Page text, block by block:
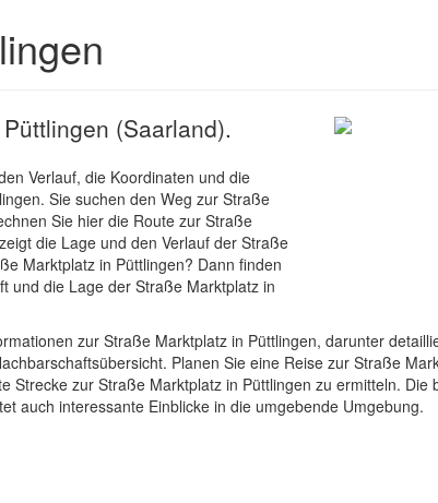
(Saarland).
Verlauf, die Koordinaten und die
Sie suchen den Weg zur Straße
Sie hier die Route zur Straße
die Lage und den Verlauf der Straße
Marktplatz in Püttlingen? Dann finden
und die Lage der Straße Marktplatz in
zur Straße Marktplatz in Püttlingen, darunter
Planen Sie eine Reise zur Straße
Strecke zur Straße Marktplatz in Püttlingen zu ermitteln.
auch interessante Einblicke in die umgebende Umgebung.